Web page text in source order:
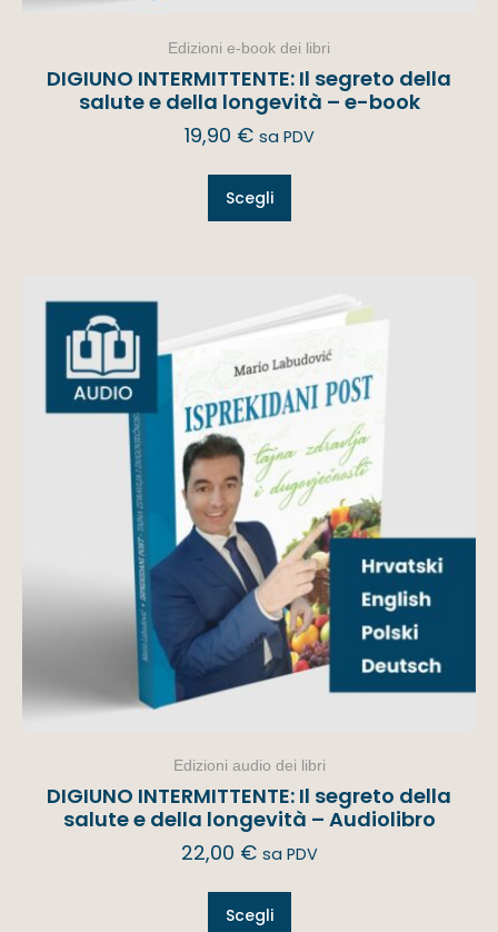
Edizioni e-book dei libri
DIGIUNO INTERMITTENTE: Il segreto della
salute e della longevità – e-book
19,90 € sa PDV
Scegli
Edizioni audio dei libri
DIGIUNO INTERMITTENTE: Il segreto della
salute e della longevità – Audiolibro
22,00 € sa PDV
Scegli